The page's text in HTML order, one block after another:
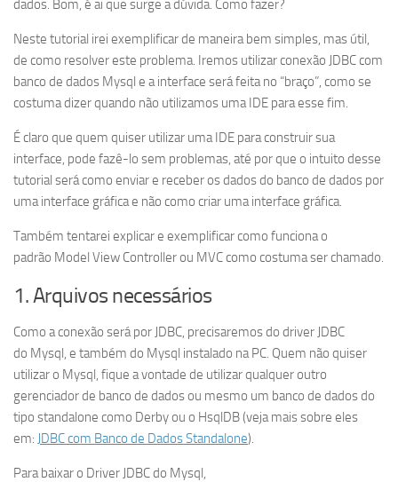
dados. Bom, é ai que surge a dúvida. Como fazer?
Neste tutorial irei exemplificar de maneira bem simples, mas útil,
de como resolver este problema. Iremos utilizar conexão JDBC com
banco de dados Mysql e a interface será feita no “braço”, como se
costuma dizer quando não utilizamos uma IDE para esse fim.
É claro que quem quiser utilizar uma IDE para construir sua
interface, pode fazê-lo sem problemas, até por que o intuito desse
tutorial será como enviar e receber os dados do banco de dados por
uma interface gráfica e não como criar uma interface gráfica.
Também tentarei explicar e exemplificar como funciona o
padrão Model View Controller ou MVC como costuma ser chamado.
1. Arquivos necessários
Como a conexão será por JDBC, precisaremos do driver JDBC
do Mysql, e também do Mysql instalado na PC. Quem não quiser
utilizar o Mysql, fique a vontade de utilizar qualquer outro
gerenciador de banco de dados ou mesmo um banco de dados do
tipo standalone como Derby ou o HsqlDB (veja mais sobre eles
em: JDBC com Banco de Dados Standalone).
Para baixar o Driver JDBC do Mysql,